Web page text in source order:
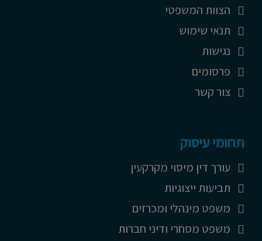
הצוות המשפטי
תנאי שימוש
נגישות
פרסומים
צור קשר
תחומי עיסוק
עורך דין מיסוי מקרקעין
תביעות ייצוגיות
משפט מינהלי ומכרזים
משפט מסחרי ודיני חברות